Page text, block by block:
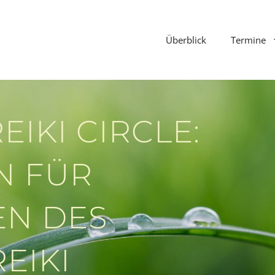
Überblick Termine
CIRCLE:
FÜR
DES